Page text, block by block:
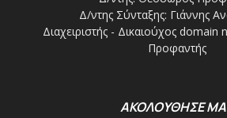
Δ/ντης Σύνταξης: Γιάννης
Διαχειριστής - Δικαιούχος
Προφαντής
ΑΚΟΛΟΥΘΗΣΕ